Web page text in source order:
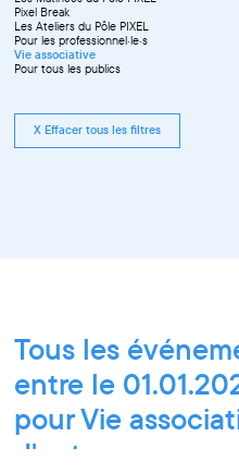
Pixel Break
Les Ateliers du Pôle PIXEL
Pour les professionnel·le·s
Vie associative
Pour tous les publics
X Effacer tous les filtres
Tous les
entre le
pour Vie
d'entrepreneurs